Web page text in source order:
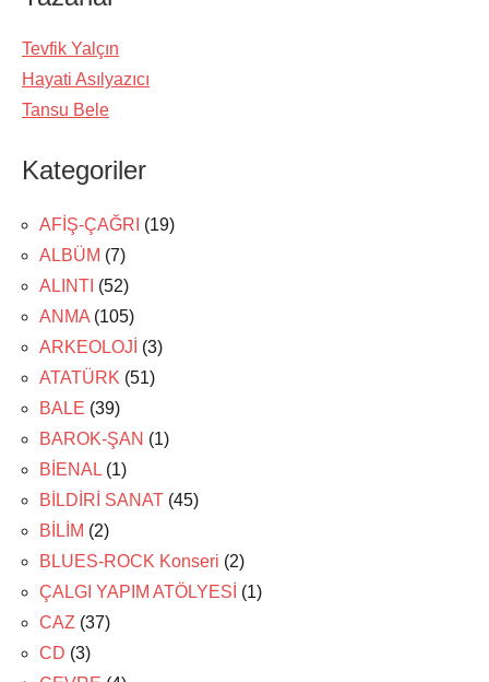
Tevfik Yalçın
Hayati Asılyazıcı
Tansu Bele
Kategoriler
AFİŞ-ÇAĞRI (19)
ALBÜM (7)
ALINTI (52)
ANMA (105)
ARKEOLOJİ (3)
ATATÜRK (51)
BALE (39)
BAROK-ŞAN (1)
BİENAL (1)
BİLDİRİ SANAT (45)
BİLİM (2)
BLUES-ROCK Konseri (2)
ÇALGI YAPIM ATÖLYESİ (1)
CAZ (37)
CD (3)